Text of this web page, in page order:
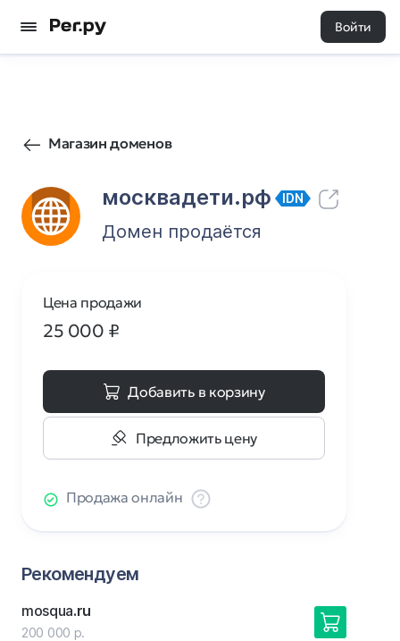
Войти
Магазин доменов
москвадети.рф IDN
42 0
Домен продаётся
Цена продажи
25 000 ₽
Добавить в корзину
Предложить цену
Продажа онлайн
Рекомендуем
mosqua.ru
200 000 р.